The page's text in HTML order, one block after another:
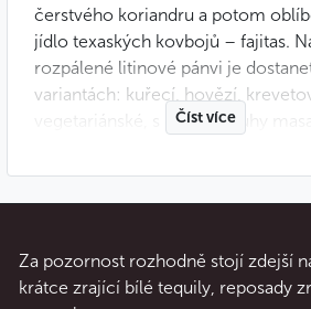
čerstvého koriandru a potom
jídlo texaských kovbojů – fajitas.
rozpálené litinové pánvi je
variantách: kuřecí, hovězí,
vegetariánské, s dvěma druhy
nezapomeňte vyzkoušet zdejší
a burritos. Mezi nimi si vyberou
nebo burrito naplněné směsí
žampionů a červených fazolí
Číst více
Za pozornost rozhodně stojí zdejší
krátce zrající bílé tequily, reposady